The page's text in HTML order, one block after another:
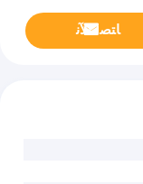
ﺎﺘﺼﻟ ﺍﻶﻧ